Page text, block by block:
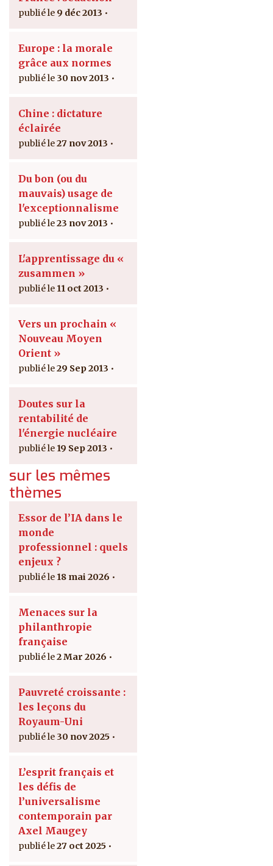
9 déc 2013
Europe : la morale
grâce aux normes
30 nov 2013
Chine : dictature
éclairée
27 nov 2013
Du bon (ou du
mauvais) usage de
l'exceptionnalisme
23 nov 2013
L'apprentissage du «
zusammen »
11 oct 2013
Vers un prochain «
Nouveau Moyen
Orient »
29 Sep 2013
Doutes sur la
rentabilité de
l'énergie nucléaire
19 Sep 2013
sur les mêmes
thèmes
Essor de l’IA dans le
monde
professionnel : quels
enjeux ?
18 mai 2026
Menaces sur la
philanthropie
française
2 Mar 2026
Pauvreté croissante :
les leçons du
Royaum-Uni
30 nov 2025
L’esprit français et
les défis de
l’universalisme
contemporain par
Axel Maugey
27 oct 2025